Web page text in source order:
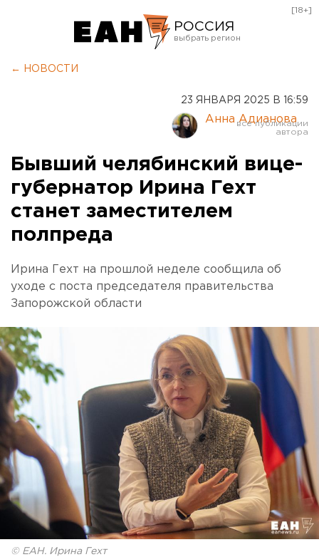
РОССИЯ
Курган
Оренбург
[18+]
← НОВОСТИ
23 ЯНВАРЯ 2025 В 16:59
Анна Адианова
Бывший челябинский вице-
губернатор Ирина Гехт
станет заместителем
полпреда
Ирина Гехт на прошлой неделе сообщила об
уходе с поста председателя правительства
Запорожской области
© ЕАН. Ирина Гехт